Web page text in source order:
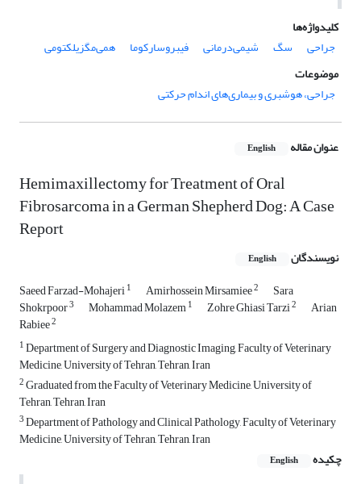
کلیدواژه‌ها
جراحی
سگ شیمی‌درمانی فیبروسارکوما
همی‌مگزیلکتومی
موضوعات
جراحی، هوشبری و بیماری‌های اندام حرکتی
عنوان مقاله English
Hemimaxillectomy for Treatment of Oral
Fibrosarcoma in a German Shepherd Dog: A Case
Report
نویسندگان English
Saeed Farzad-Mohajeri1 Amirhossein Mirsamiee2 Sara
Shokrpoor3 Mohammad Molazem1 Zohre Ghiasi Tarzi2 Arian
Rabiee2
1Department of Surgery and Diagnostic Imaging, Faculty of Veterinary
Medicine, University of Tehran, Tehran, Iran
2Graduated from the Faculty of Veterinary Medicine, University of
Tehran, Tehran, Iran
3Department of Pathology and Clinical Pathology, Faculty of Veterinary
Medicine, University of Tehran, Tehran, Iran
چکیده
English